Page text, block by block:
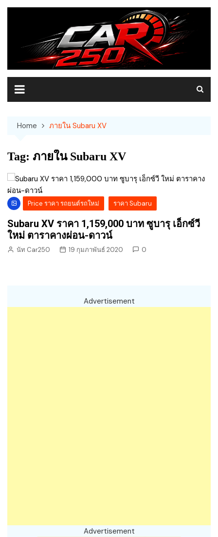
Skip
Home ภายใน Subaru XV
Tag: ภายใน Subaru XV
Price ราคา รถยนต์รถใหม่ ราคา Subaru
Subaru XV ราคา 1,159,000 บาท ซูบารุ เอ็กซ์วี
ใหม่ ตาราคางผ่อน-ดาวน์
นัท Car250 19 กุมภาพันธ์ 2020 0
Advertisement
Advertisement